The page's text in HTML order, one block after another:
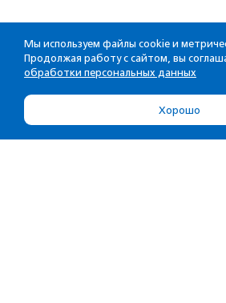
Мы используем файлы cookie и
Продолжая работу с сайтом, вы
обработки персональных данных
Хорошо